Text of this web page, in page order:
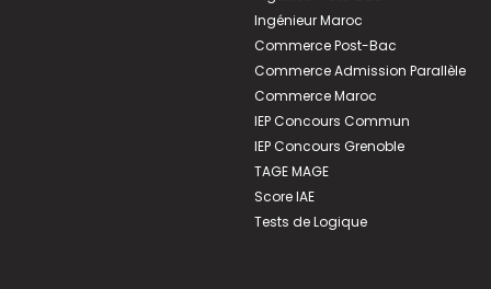
Ingénieur Maroc
Commerce Post-Bac
Commerce Admission Parallèle
Commerce Maroc
IEP Concours Commun
IEP Concours Grenoble
TAGE MAGE
Score IAE
Tests de Logique